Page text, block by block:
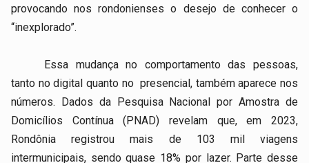
provocando nos rondonienses o desejo de conhecer o
“inexplorado”.
Essa mudança no comportamento das pessoas,
tanto no digital quanto no presencial, também aparece nos
números. Dados da Pesquisa Nacional por Amostra de
Domicílios Contínua (PNAD) revelam que, em 2023,
Rondônia registrou mais de 103 mil viagens
intermunicipais, sendo quase 18% por lazer. Parte desse